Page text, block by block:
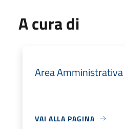
A cura di
Area Amministrativa
VAI ALLA PAGINA